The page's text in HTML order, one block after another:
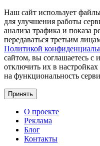
Наш сайт использует
для улучшения работы
анализа трафика и показа
передаваться третьим
Политикой
сайтом, вы соглашаетесь
отключить их в
на функциональность
Принять
О проекте
Реклама
Блог
Контакты